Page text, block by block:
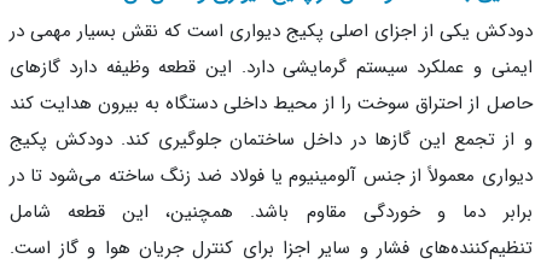
یکی از اجزای اصلی پکیج دیواری است که نقش بسیار مهمی در
و عملکرد سیستم گرمایشی دارد. این قطعه وظیفه دارد گازهای
از احتراق سوخت را از محیط داخلی دستگاه به بیرون هدایت کند
تجمع این گازها در داخل ساختمان جلوگیری کند. دودکش پکیج
معمولاً از جنس آلومینیوم یا فولاد ضد زنگ ساخته می‌شود تا در
دما و خوردگی مقاوم باشد. همچنین، این قطعه شامل
فشار و سایر اجزا برای کنترل جریان هوا و گاز است.